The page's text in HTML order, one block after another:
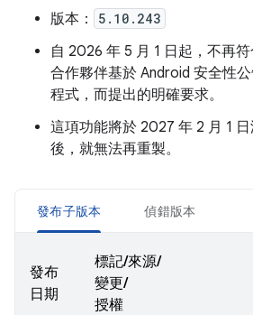
版本： 5.10.243
自 2026 年 5 月 1 日起，不再
合作夥伴基於 Android 安全性
程式，而提出的明確要求。
這項功能將於 2027 年 2 月 1
後，就無法再重製。
發布子版本 偵錯版本
發布
日期
標記/來源/
變更/
授權